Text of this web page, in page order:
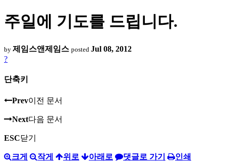
주일에 기도를 드립니다.
by 제임스앤제임스 posted Jul 08, 2012
?
단축키
Prev이전 문서
Next다음 문서
ESC닫기
크게 작게 위로 아래로 댓글로 가기 인쇄